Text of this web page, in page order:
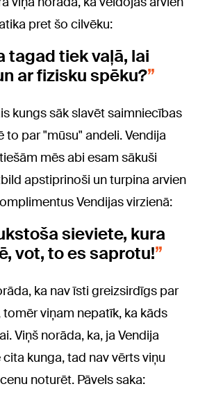
pret šo cilvēku:
tagad tiek vaļā, lai
ar fizisku spēku?
kungs sāk slavēt saimniecības
to par "mūsu" andeli. Vendija
mēs abi esam sākuši
apstiprinoši un turpina arvien
Vendijas virzienā:
sieviete, kura
vot, to es saprotu!
ka nav īsti greizsirdīgs par
viņam nepatīk, ka kāds
Viņš norāda, ka, ja Vendija
kunga, tad nav vērts viņu
noturēt. Pāvels saka: